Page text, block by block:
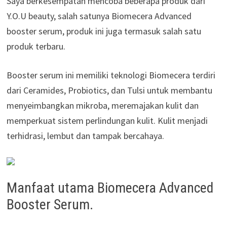
Y.O.U beauty, salah satunya Biomecera Advanced
booster serum, produk ini juga termasuk salah satu
produk terbaru.
Booster serum ini memiliki teknologi Biomecera terdiri
dari Ceramides, Probiotics, dan Tulsi untuk membantu
menyeimbangkan mikroba, meremajakan kulit dan
memperkuat sistem perlindungan kulit. Kulit menjadi
terhidrasi, lembut dan tampak bercahaya.
Manfaat utama Biomecera Advanced
Booster Serum.